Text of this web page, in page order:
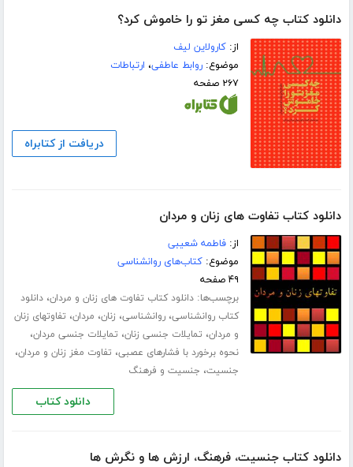
دانلود کتاب چه کسی مغز تو را خاموش کرد؟
از:کارولاین لیف
موضوع:روابط عاطفی، ارتباطات
۲۶۷ صفحه
دریافت از کتابراه
دانلود کتاب تفاوت های زنان و مردان
از:فاطمه شعیبی
موضوع:کتاب‌های روانشناسی
۴۹ صفحه
برچسب‌ها:دانلود کتاب تفاوت های زنان و مردان،دانلود
کتاب روانشناسی،روانشناسی، زنان، مردان، تفاوتهای زنان
و مردان، تمایلات جنسی زنان، تمایلات جنسی مردان،
نحوه برخورد با فشارهای عصبی، تفاوت مغز زنان و مردان،
جنسیت، جنسیت و فرهنگ
دانلود کتاب
دانلود کتاب جنسیت، فرهنگ، ارزش ها و نگرش ها